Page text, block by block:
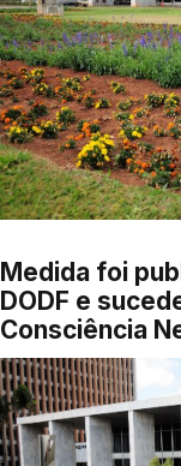
Medida foi
DODF e
Consciência